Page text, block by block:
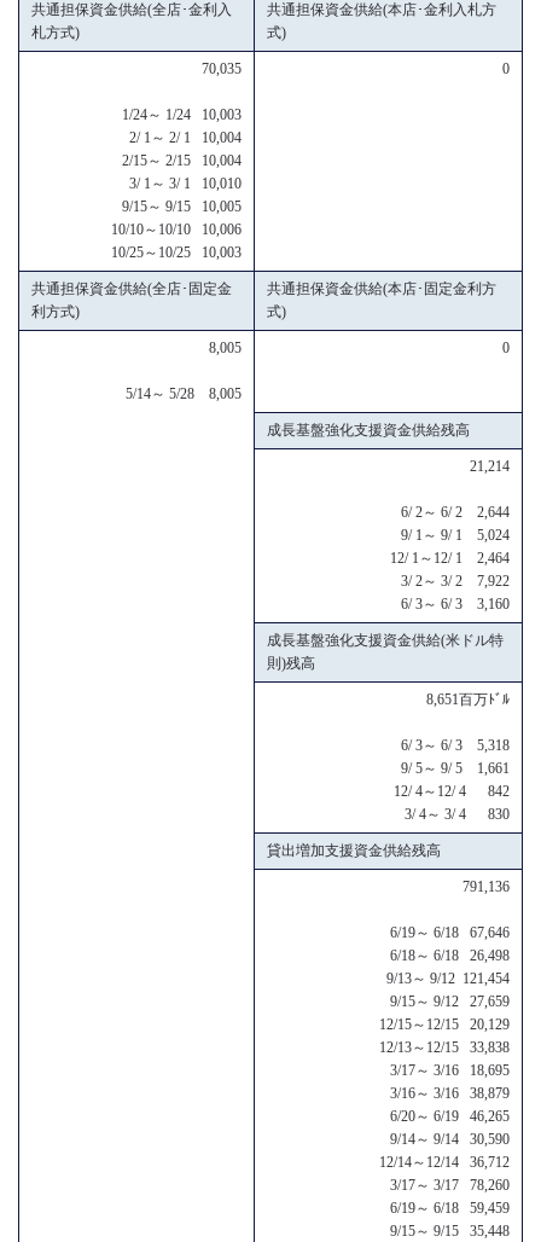
共通担保資金供給(全店･金利入
札方式)
共通担保資金供給(本店･金利入札方
式)
70,035
1/24～ 1/24 10,003
2/ 1～ 2/ 1 10,004
2/15～ 2/15 10,004
3/ 1～ 3/ 1 10,010
9/15～ 9/15 10,005
10/10～10/10 10,006
10/25～10/25 10,003
0
共通担保資金供給(全店･固定金
利方式)
共通担保資金供給(本店･固定金利方
式)
8,005
5/14～ 5/28 8,005
0
成長基盤強化支援資金供給残高
21,214
6/ 2～ 6/ 2 2,644
9/ 1～ 9/ 1 5,024
12/ 1～12/ 1 2,464
3/ 2～ 3/ 2 7,922
6/ 3～ 6/ 3 3,160
成長基盤強化支援資金供給(米ドル特
則)残高
8,651百万ﾄﾞﾙ
6/ 3～ 6/ 3 5,318
9/ 5～ 9/ 5 1,661
12/ 4～12/ 4 842
3/ 4～ 3/ 4 830
貸出増加支援資金供給残高
791,136
6/19～ 6/18 67,646
6/18～ 6/18 26,498
9/13～ 9/12 121,454
9/15～ 9/12 27,659
12/15～12/15 20,129
12/13～12/15 33,838
3/17～ 3/16 18,695
3/16～ 3/16 38,879
6/20～ 6/19 46,265
9/14～ 9/14 30,590
12/14～12/14 36,712
3/17～ 3/17 78,260
6/19～ 6/18 59,459
9/15～ 9/15 35,448